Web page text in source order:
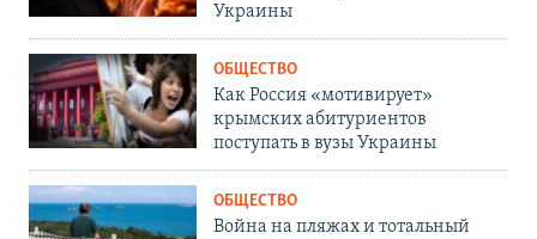
Украины
ОБЩЕСТВО
Как Россия «мотивирует»
крымских абитуриентов
поступать в вузы Украины
ОБЩЕСТВО
Война на пляжах и тотальный